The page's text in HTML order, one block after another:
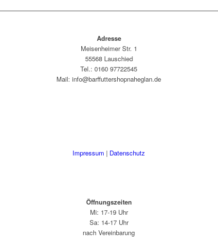
Adresse
Meisenheimer Str. 1
55568 Lauschied
Tel.: 0160 97722545
Mail: info@barffuttershopnaheglan.de
Impressum | Datenschutz
Öffnungszeiten
Mi: 17-19 Uhr
Sa: 14-17 Uhr
nach Vereinbarung